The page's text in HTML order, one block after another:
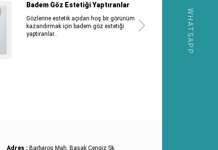
WHATSAPP
Badem Göz Estetiği Yaptıranlar
Gözlerine estetik açıdan hoş bir görünüm
kazandırmak için badem göz estetiği
yaptıranlar..
Adres : Barbaros Mah. Başak Cengiz Sk.